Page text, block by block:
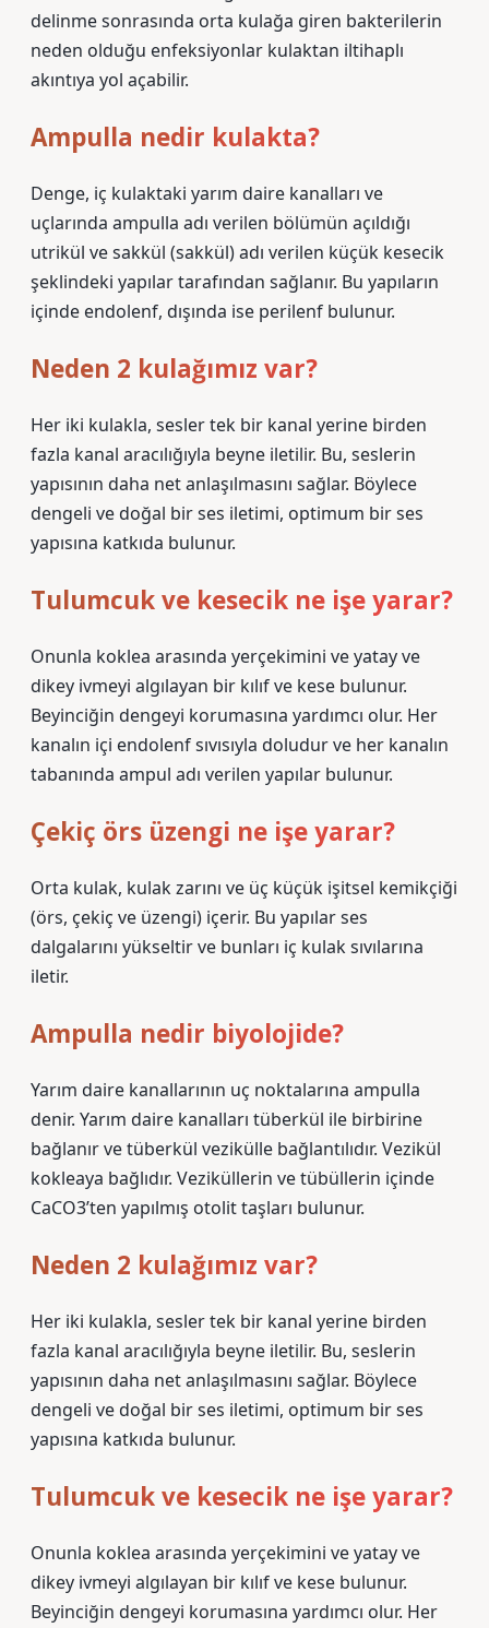
delinme sonrasında orta kulağa giren bakterilerin
neden olduğu enfeksiyonlar kulaktan iltihaplı
akıntıya yol açabilir.
Ampulla nedir kulakta?
Denge, iç kulaktaki yarım daire kanalları ve
uçlarında ampulla adı verilen bölümün açıldığı
utrikül ve sakkül (sakkül) adı verilen küçük kesecik
şeklindeki yapılar tarafından sağlanır. Bu yapıların
içinde endolenf, dışında ise perilenf bulunur.
Neden 2 kulağımız var?
Her iki kulakla, sesler tek bir kanal yerine birden
fazla kanal aracılığıyla beyne iletilir. Bu, seslerin
yapısının daha net anlaşılmasını sağlar. Böylece
dengeli ve doğal bir ses iletimi, optimum bir ses
yapısına katkıda bulunur.
Tulumcuk ve kesecik ne işe yarar?
Onunla koklea arasında yerçekimini ve yatay ve
dikey ivmeyi algılayan bir kılıf ve kese bulunur.
Beyinciğin dengeyi korumasına yardımcı olur. Her
kanalın içi endolenf sıvısıyla doludur ve her kanalın
tabanında ampul adı verilen yapılar bulunur.
Çekiç örs üzengi ne işe yarar?
Orta kulak, kulak zarını ve üç küçük işitsel kemikçiği
(örs, çekiç ve üzengi) içerir. Bu yapılar ses
dalgalarını yükseltir ve bunları iç kulak sıvılarına
iletir.
Ampulla nedir biyolojide?
Yarım daire kanallarının uç noktalarına ampulla
denir. Yarım daire kanalları tüberkül ile birbirine
bağlanır ve tüberkül vezikülle bağlantılıdır. Vezikül
kokleaya bağlıdır. Veziküllerin ve tübüllerin içinde
CaCO3’ten yapılmış otolit taşları bulunur.
Neden 2 kulağımız var?
Her iki kulakla, sesler tek bir kanal yerine birden
fazla kanal aracılığıyla beyne iletilir. Bu, seslerin
yapısının daha net anlaşılmasını sağlar. Böylece
dengeli ve doğal bir ses iletimi, optimum bir ses
yapısına katkıda bulunur.
Tulumcuk ve kesecik ne işe yarar?
Onunla koklea arasında yerçekimini ve yatay ve
dikey ivmeyi algılayan bir kılıf ve kese bulunur.
Beyinciğin dengeyi korumasına yardımcı olur. Her